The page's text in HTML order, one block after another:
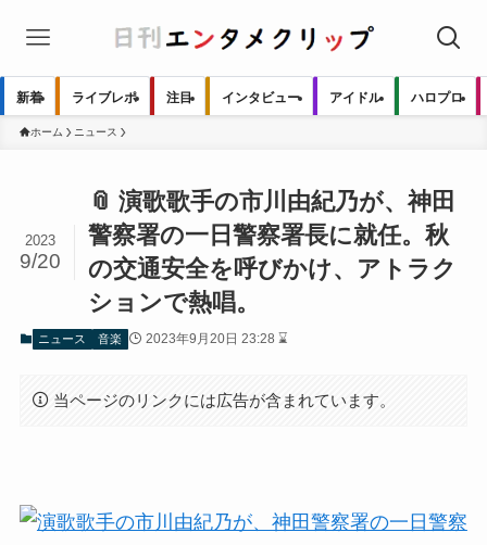
新着 ライブレポ 注目 インタビュー アイドル ハロプロ
ホーム ニュース
📎 演歌歌手の市川由紀乃が、神田
警察署の一日警察署長に就任。秋
の交通安全を呼びかけ、アトラク
ションで熱唱。
2023
9/20
ニュース 音楽 2023年9月20日 23:28 ⌛
当ページのリンクには広告が含まれています。